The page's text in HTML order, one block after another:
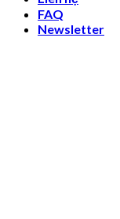
FAQ
Newsletter